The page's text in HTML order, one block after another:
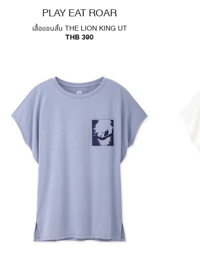
PLAY EAT ROAR
เสื้อแขนสั้น THE LION KING UT
THB 390